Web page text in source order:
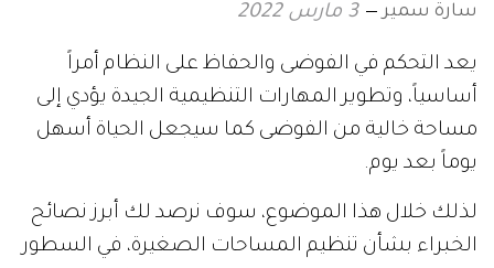
سارة سمير 3 مارس 2022
يعد التحكم في الفوضى والحفاظ على النظام أمراً
أساسياً، وتطوير المهارات التنظيمية الجيدة يؤدي إلى
مساحة خالية من الفوضى كما سيجعل الحياة أسهل
يوماً بعد يوم.
لذلك خلال هذا الموضوع، سوف نرصد لك أبرز نصائح
الخبراء بشأن تنظيم المساحات الصغيرة، في السطور